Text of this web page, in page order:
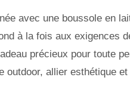
avec une boussole en
à la fois aux exigences
précieux pour toute
outdoor, allier esthétique